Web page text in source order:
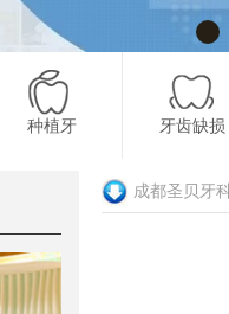
种植牙 牙齿缺损
成都圣贝牙